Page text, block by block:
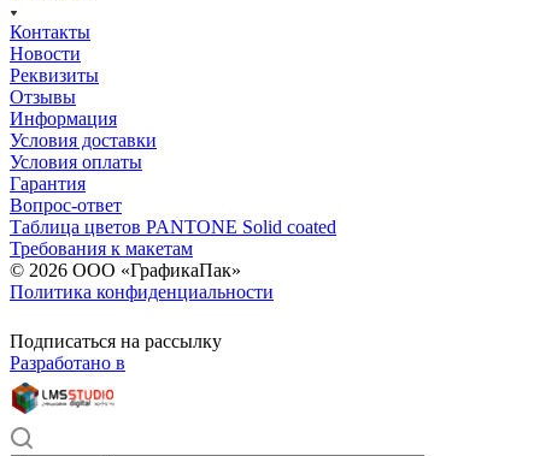
Контакты
Новости
Реквизиты
Отзывы
Информация
Условия доставки
Условия оплаты
Гарантия
Вопрос-ответ
Таблица цветов PANTONE Solid coated
Требования к макетам
© 2026 ООО «ГрафикаПак»
Политика конфиденциальности
Подписаться на рассылку
Разработано в